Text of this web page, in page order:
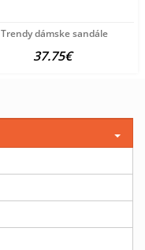
Trendy dámske sandále
37.75€